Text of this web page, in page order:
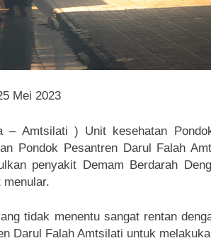
Mei 2023
– Amtsilati ) Unit kesehatan
Pondok Pesantren Darul Falah
penyakit Demam Berdarah
menular.
tidak menentu sangat rentan
Darul Falah Amtsilati untuk